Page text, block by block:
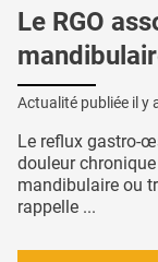
Le RGO
Actualité publiée il y
Le reflux gastro-
douleur
mandibulaire ou
rappelle ...